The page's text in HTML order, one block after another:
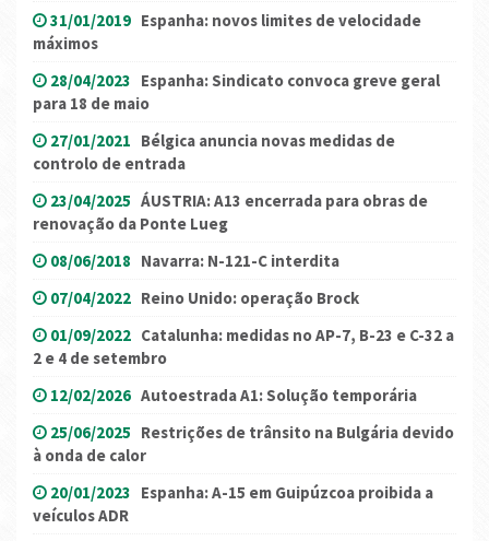
31/01/2019 Espanha: novos limites de velocidade
máximos
28/04/2023 Espanha: Sindicato convoca greve geral
para 18 de maio
27/01/2021 Bélgica anuncia novas medidas de
controlo de entrada
23/04/2025 ÁUSTRIA: A13 encerrada para obras de
renovação da Ponte Lueg
08/06/2018 Navarra: N-121-C interdita
07/04/2022 Reino Unido: operação Brock
01/09/2022 Catalunha: medidas no AP-7, B-23 e C-32 a
2 e 4 de setembro
12/02/2026 Autoestrada A1: Solução temporária
25/06/2025 Restrições de trânsito na Bulgária devido
à onda de calor
20/01/2023 Espanha: A-15 em Guipúzcoa proibida a
veículos ADR